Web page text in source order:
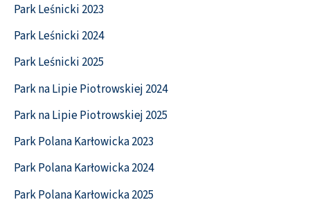
Park Leśnicki 2023
Park Leśnicki 2024
Park Leśnicki 2025
Park na Lipie Piotrowskiej 2024
Park na Lipie Piotrowskiej 2025
Park Polana Karłowicka 2023
Park Polana Karłowicka 2024
Park Polana Karłowicka 2025